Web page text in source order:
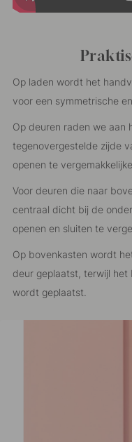
Op laden wordt het
voor een symmetrische
Op deuren raden we aan
tegenovergestelde zijde
openen te
Voor deuren die naar
centraal dicht bij de
openen en sluiten te
Op bovenkasten wordt
deur geplaatst, terwijl
wordt geplaatst.